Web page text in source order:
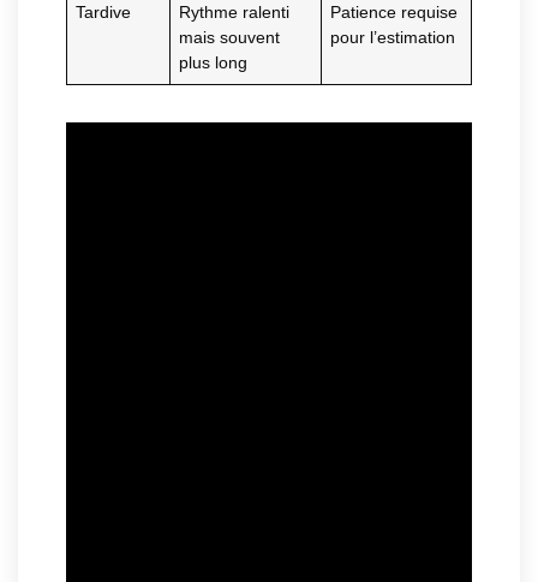
Tardive
Rythme ralenti
mais souvent
plus long
Patience requise
pour l’estimation